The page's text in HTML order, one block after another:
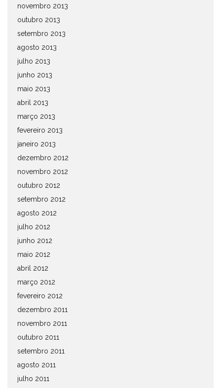
novembro 2013
outubro 2013
setembro 2013
agosto 2013
julho 2013
junho 2013
maio 2013
abril 2013
março 2013
fevereiro 2013
janeiro 2013
dezembro 2012
novembro 2012
outubro 2012
setembro 2012
agosto 2012
julho 2012
junho 2012
maio 2012
abril 2012
março 2012
fevereiro 2012
dezembro 2011
novembro 2011
outubro 2011
setembro 2011
agosto 2011
julho 2011